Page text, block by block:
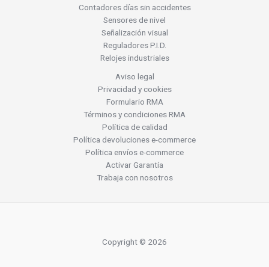
Contadores días sin accidentes
Sensores de nivel
Señalización visual
Reguladores P.I.D.
Relojes industriales
Aviso legal
Privacidad y cookies
Formulario RMA
Términos y condiciones RMA
Política de calidad
Política devoluciones e-commerce
Política envíos e-commerce
Activar Garantía
Trabaja con nosotros
Copyright © 2026